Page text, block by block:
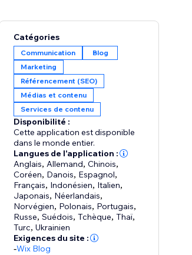
Catégories
Communication
Blog
Marketing
Référencement (SEO)
Médias et contenu
Services de contenu
Disponibilité :
Cette application est disponible
dans le monde entier.
Langues de l'application :
Anglais, Allemand,Chinois,
Coréen, Danois, Espagnol,
Français, Indonésien, Italien,
Japonais, Néerlandais,
Norvégien, Polonais, Portugais,
Russe,Suédois,Tchèque,Thaï,
Turc,Ukrainien
Exigences du site :
-Wix Blog